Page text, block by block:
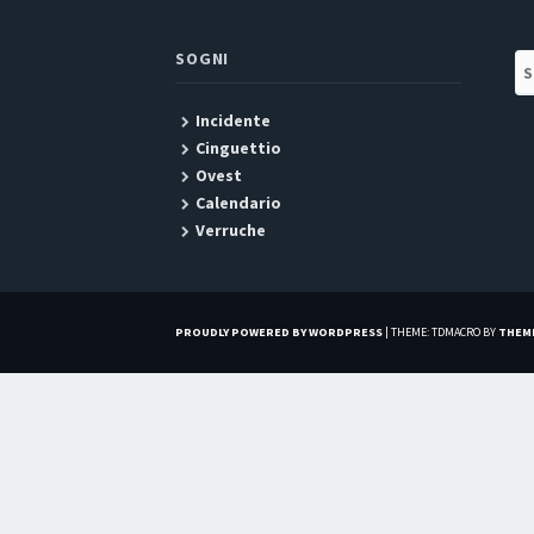
SOGNI
Incidente
Cinguettio
Ovest
Calendario
Verruche
PROUDLY POWERED BY WORDPRESS | THEME: TDMACRO BY